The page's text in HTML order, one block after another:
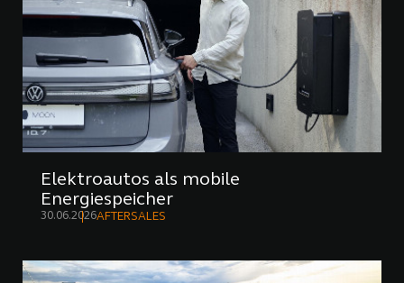
Elektroautos als mobile
Energiespeicher
30.06.2026AFTERSALES